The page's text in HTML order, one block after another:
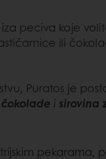
peciva koje
ili
Puratos je
i sirovina
pekarama,